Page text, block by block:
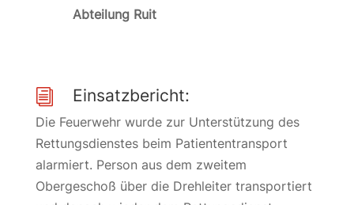
Abteilung Ruit
i Einsatzbericht:
Die Feuerwehr wurde zur Unterstützung des
Rettungsdienstes beim Patiententransport
alarmiert. Person aus dem zweitem
Obergeschoß über die Drehleiter transportiert